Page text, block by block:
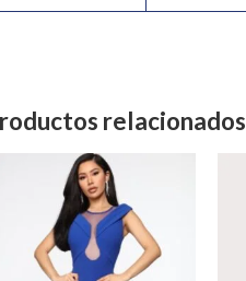
relacionados